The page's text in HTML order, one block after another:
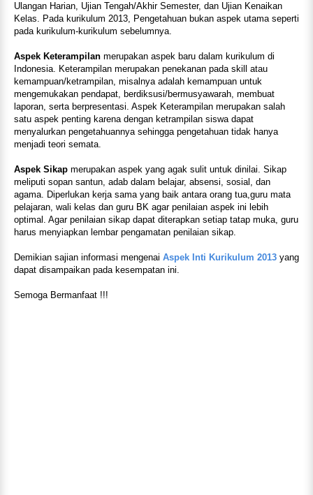
Ulangan Harian, Ujian Tengah/Akhir Semester, dan Ujian Kenaikan
Kelas. Pada kurikulum 2013, Pengetahuan bukan aspek utama seperti
pada kurikulum-kurikulum sebelumnya.
Aspek Keterampilan merupakan aspek baru dalam kurikulum di
Indonesia. Keterampilan merupakan penekanan pada skill atau
kemampuan/ketrampilan, misalnya adalah kemampuan untuk
mengemukakan pendapat, berdiksusi/bermusyawarah, membuat
laporan, serta berpresentasi. Aspek Keterampilan merupakan salah
satu aspek penting karena dengan ketrampilan siswa dapat
menyalurkan pengetahuannya sehingga pengetahuan tidak hanya
menjadi teori semata.
Aspek Sikap merupakan aspek yang agak sulit untuk dinilai. Sikap
meliputi sopan santun, adab dalam belajar, absensi, sosial, dan
agama. Diperlukan kerja sama yang baik antara orang tua,guru mata
pelajaran, wali kelas dan guru BK agar penilaian aspek ini lebih
optimal. Agar penilaian sikap dapat diterapkan setiap tatap muka, guru
harus menyiapkan lembar pengamatan penilaian sikap.
Demikian sajian informasi mengenai Aspek Inti Kurikulum 2013 yang
dapat disampaikan pada kesempatan ini.
Semoga Bermanfaat !!!